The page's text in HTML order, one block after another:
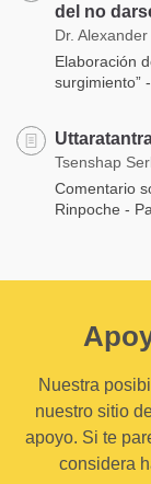
del no
Dr.
Elaboración
surgimiento”
Tsenshap
Comentario
Rinpoche -
Nuestra
nuestro sitio
apoyo. Si te
considera